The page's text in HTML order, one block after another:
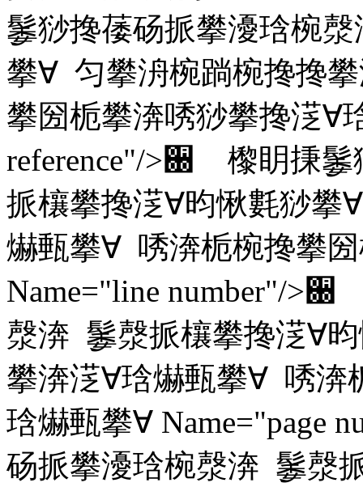
䰀猀搀䔀砀挀攀瀀琀椀
攀∀ 匀攀洀椀䠀椀搀搀
攀圀栀攀渀唀猀攀搀㴀∀
reference"/>਀ 㰀眀㨀䰀
挀欀攀搀㴀∀昀愀氀猀攀
爀甀攀∀ 唀渀栀椀搀攀
Name="line number"/
漀渀 䰀漀挀欀攀搀㴀∀
攀渀㴀∀琀爀甀攀∀ 唀渀
琀爀甀攀∀
砀挀攀瀀琀椀漀渀 䰀漀